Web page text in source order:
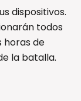
dispositivos.
todos
horas de
la batalla.